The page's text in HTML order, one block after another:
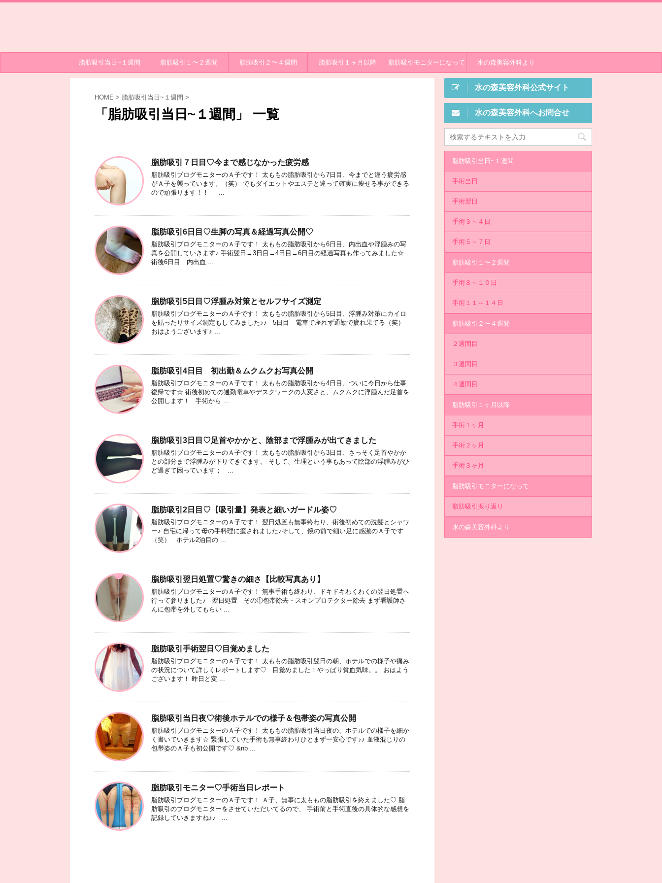
脂肪吸引当日~１週間 脂肪吸引１〜２週間 脂肪吸引２〜４週間 脂肪吸引１ヶ月以降 脂肪吸引モニターになって 水の森美容外科より
HOME > 脂肪吸引当日~１週間 >
「脂肪吸引当日~１週間」 一覧
脂肪吸引７日目♡今まで感じなかった疲労感
脂肪吸引ブログモニターのＡ子です！ 太ももの脂肪吸引から7日目、今までと違う疲労感
がＡ子を襲っています。（笑） でもダイエットやエステと違って確実に痩せる事ができる
ので頑張ります！！ ...
脂肪吸引6日目♡生脚の写真＆経過写真公開♡
脂肪吸引ブログモニターのＡ子です！ 太ももの脂肪吸引から6日目、内出血や浮腫みの写
真を公開していきます♪ 手術翌日→3日目→4日目→6日目の経過写真も作ってみました☆
術後6日目 内出血 ...
脂肪吸引5日目♡浮腫み対策とセルフサイズ測定
脂肪吸引ブログモニターのＡ子です！ 太ももの脂肪吸引から5日目、浮腫み対策にカイロ
を貼ったりサイズ測定もしてみました♪♪ 5日目 電車で座れず通勤で疲れ果てる（笑）
おはようございます♪ ...
脂肪吸引4日目 初出勤＆ムクムクお写真公開
脂肪吸引ブログモニターのＡ子です！ 太ももの脂肪吸引から4日目、ついに今日から仕事
復帰です☆ 術後初めての通勤電車やデスクワークの大変さと、ムクムクに浮腫んだ足首を
公開します！ 手術から ...
脂肪吸引3日目♡足首やかかと、陰部まで浮腫みが出てきました
脂肪吸引ブログモニターのＡ子です！ 太ももの脂肪吸引から3日目、さっそく足首やかか
との部分まで浮腫みが下りてきてます。 そして、生理という事もあって陰部の浮腫みがひ
ど過ぎて困っています； ...
脂肪吸引2日目♡【吸引量】発表と細いガードル姿♡
脂肪吸引ブログモニターのＡ子です！ 翌日処置も無事終わり、術後初めての洗髪とシャワ
ー♪ 自宅に帰って母の手料理に癒されました♪そして、鏡の前で細い足に感激のＡ子です
（笑） ホテル2泊目の ...
脂肪吸引翌日処置♡驚きの細さ【比較写真あり】
脂肪吸引ブログモニターのＡ子です！ 無事手術も終わり、ドキドキわくわくの翌日処置へ
行って参りました♪ 翌日処置 その①包帯除去・スキンプロテクター除去 まず看護師さ
んに包帯を外してもらい ...
脂肪吸引手術翌日♡目覚めました
脂肪吸引ブログモニターのＡ子です！ 太ももの脂肪吸引翌日の朝、ホテルでの様子や痛み
の状況について詳しくレポートします♡ 目覚めました！やっぱり貧血気味。。 おはよう
ございます！ 昨日と変 ...
脂肪吸引当日夜♡術後ホテルでの様子＆包帯姿の写真公開
脂肪吸引ブログモニターのＡ子です！ 太ももの脂肪吸引当日夜の、ホテルでの様子を細か
く書いていきます☆ 緊張していた手術も無事終わりひとまず一安心です♪♪ 血液混じりの
包帯姿のＡ子も初公開です♡ &nb ...
脂肪吸引モニター♡手術当日レポート
脂肪吸引ブログモニターのＡ子です！ Ａ子、無事に太ももの脂肪吸引を終えました♡ 脂
肪吸引のブログモニターをさせていただいてるので、 手術前と手術直後の具体的な感想を
記録していきますね♪♪ ...
水の森美容外科公式サイト
水の森美容外科へお問合せ
脂肪吸引当日~１週間
手術当日
手術翌日
手術３～４日
手術５～７日
脂肪吸引１〜２週間
手術８～１０日
手術１１～１４日
脂肪吸引２〜４週間
２週間目
３週間目
４週間目
脂肪吸引１ヶ月以降
手術１ヶ月
手術２ヶ月
手術３ヶ月
脂肪吸引モニターになって
脂肪吸引振り返り
水の森美容外科より